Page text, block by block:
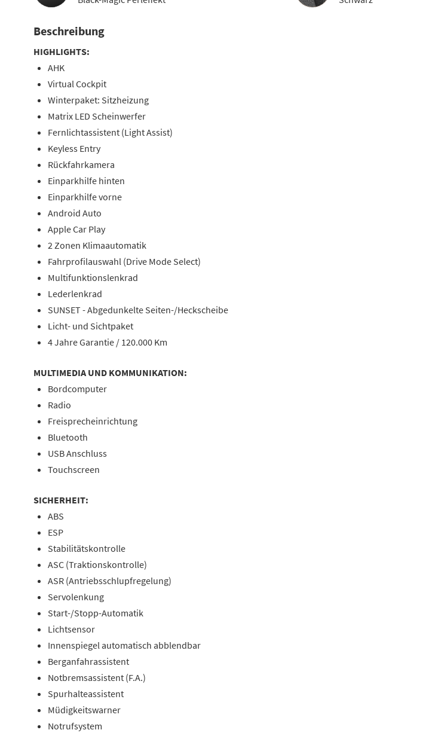
Beschreibung
HIGHLIGHTS:
AHK
Virtual Cockpit
Winterpaket: Sitzheizung
Matrix LED Scheinwerfer
Fernlichtassistent (Light Assist)
Keyless Entry
Rückfahrkamera
Einparkhilfe hinten
Einparkhilfe vorne
Android Auto
Apple Car Play
2 Zonen Klimaautomatik
Fahrprofilauswahl (Drive Mode Select)
Multifunktionslenkrad
Lederlenkrad
SUNSET - Abgedunkelte Seiten-/Heckscheibe
Licht- und Sichtpaket
4 Jahre Garantie / 120.000 Km
MULTIMEDIA UND KOMMUNIKATION:
Bordcomputer
Radio
Freisprecheinrichtung
Bluetooth
USB Anschluss
Touchscreen
SICHERHEIT:
ABS
ESP
Stabilitätskontrolle
ASC (Traktionskontrolle)
ASR (Antriebsschlupfregelung)
Servolenkung
Start-/Stopp-Automatik
Lichtsensor
Innenspiegel automatisch abblendbar
Berganfahrassistent
Notbremsassistent (F.A.)
Spurhalteassistent
Müdigkeitswarner
Notrufsystem